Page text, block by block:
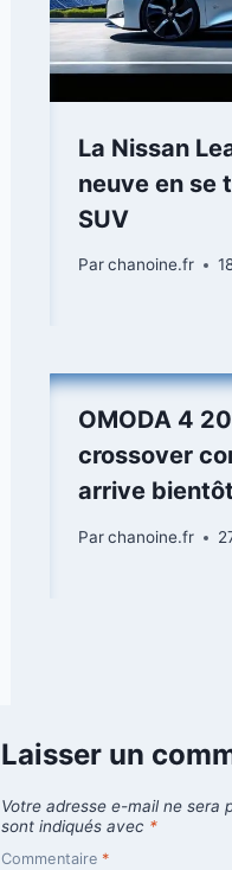
La Nissan
neuve en se
SUV
Parchanoine.fr
OMODA 4
crossover
arrive
Parchanoine.fr
Laisser un
Votre adresse e-mail ne sera
sont indiqués avec *
Commentaire *